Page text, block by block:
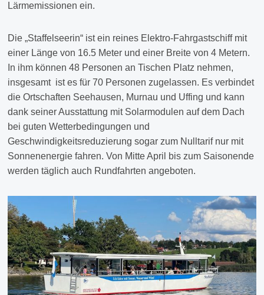
Lärmemissionen ein.
Die „Staffelseerin“ ist ein reines Elektro-Fahrgastschiff mit
einer Länge von 16.5 Meter und einer Breite von 4 Metern.
In ihm können 48 Personen an Tischen Platz nehmen,
insgesamt ist es für 70 Personen zugelassen. Es verbindet
die Ortschaften Seehausen, Murnau und Uffing und kann
dank seiner Ausstattung mit Solarmodulen auf dem Dach
bei guten Wetterbedingungen und
Geschwindigkeitsreduzierung sogar zum Nulltarif nur mit
Sonnenenergie fahren. Von Mitte April bis zum Saisonende
werden täglich auch Rundfahrten angeboten.